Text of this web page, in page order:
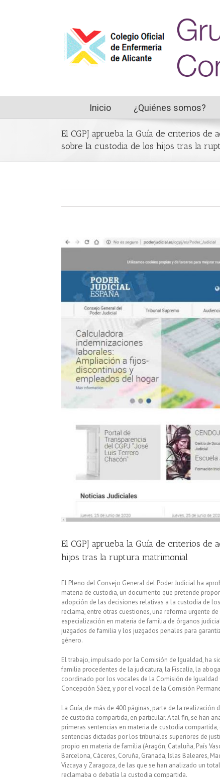
Inicio ¿Quiénes somos?
El CGPJ aprueba la Guía de criterios de
sobre la custodia de los hijos tras la
El CGPJ aprueba la Guía de criterios
hijos tras la ruptura matrimonial
El Pleno del Consejo General del Poder Judicial ha
materia de custodia, un documento que pretende
adopción de las decisiones relativas a la custodia de
reclama, entre otras cuestiones, una reforma urgente
especialización en materia de familia de órganos
juzgados de familia y los juzgados penales para
género.
El trabajo, impulsado por la Comisión de Igualdad, ha
familia procedentes de la judicatura, la Fiscalía, la
coordinado por los vocales de la Comisión de Igualdad
Concepción Sáez, y por el vocal de la Comisión
La Guía, de más de 400 páginas, parte de la
de custodia compartida, en particular. A tal fin, se han
primeras sentencias en materia de custodia
sentencias dictadas por los tribunales superiores de
propio en materia de familia (Aragón, Cataluña, País
Barcelona, Cáceres, Coruña, Granada, Islas Baleares,
Vizcaya y Zaragoza, de las que se han analizado un
reclamaba o debatía la custodia compartida.